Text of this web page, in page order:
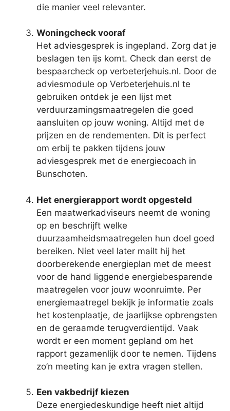
die manier veel relevanter.
Woningcheck vooraf
Het adviesgesprek is ingepland. Zorg dat je
beslagen ten ijs komt. Check dan eerst de
bespaarcheck op verbeterjehuis.nl. Door de
adviesmodule op Verbeterjehuis.nl te
gebruiken ontdek je een lijst met
verduurzamingsmaatregelen die goed
aansluiten op jouw woning. Altijd met de
prijzen en de rendementen. Dit is perfect
om erbij te pakken tijdens jouw
adviesgesprek met de energiecoach in
Bunschoten.
Het energierapport wordt opgesteld
Een maatwerkadviseurs neemt de woning
op en beschrijft welke
duurzaamheidsmaatregelen hun doel goed
bereiken. Niet veel later mailt hij het
doorberekende energieplan met de meest
voor de hand liggende energiebesparende
maatregelen voor jouw woonruimte. Per
energiemaatregel bekijk je informatie zoals
het kostenplaatje, de jaarlijkse opbrengsten
en de geraamde terugverdientijd. Vaak
wordt er een moment gepland om het
rapport gezamenlijk door te nemen. Tijdens
zo’n meeting kan je extra vragen stellen.
Een vakbedrijf kiezen
Deze energiedeskundige heeft niet altijd